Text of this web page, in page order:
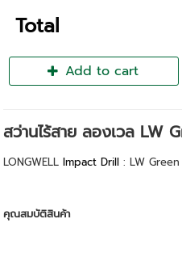
Total
Add to cart
สว่านไร้สาย ลองเวล LW
LONGWELLImpact Drill: LW
คุณสมบัติสินค้า